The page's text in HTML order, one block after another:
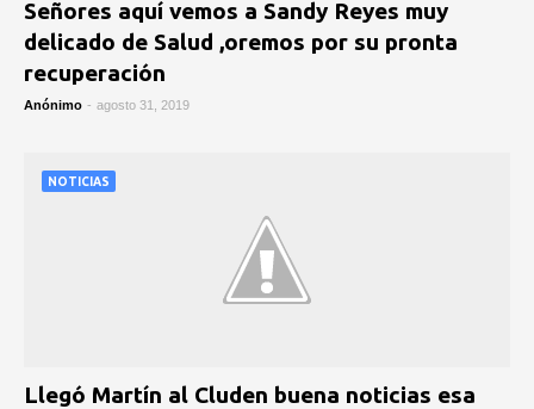
Señores aquí vemos a Sandy Reyes muy
delicado de Salud ,oremos por su pronta
recuperación
Anónimo - agosto 31, 2019
NOTICIAS
Llegó Martín al Cluden buena noticias esa